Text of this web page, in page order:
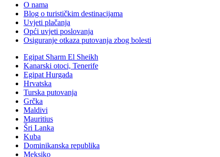
O nama
Blog o turističkim destinacijama
Uvjeti plačanja
Opći uvjeti poslovanja
Osiguranje otkaza putovanja zbog bolesti
Egipat Sharm El Sheikh
Kanarski otoci, Tenerife
Egipat Hurgada
Hrvatska
Turska putovanja
Grčka
Maldivi
Mauritius
Šri Lanka
Kuba
Dominikanska republika
Meksiko